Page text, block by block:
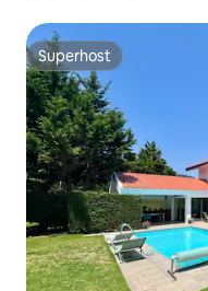
Superhost
Superhost